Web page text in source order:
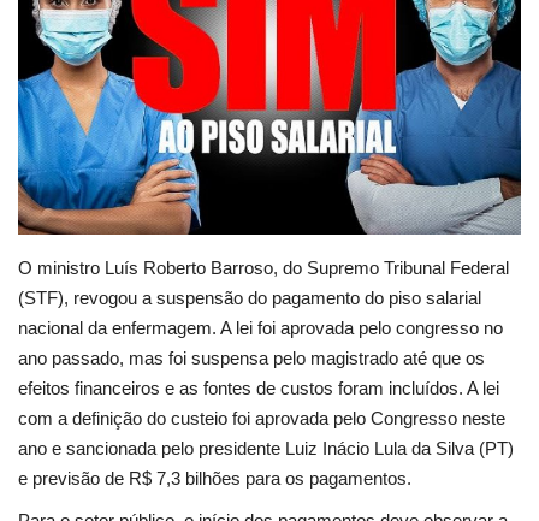
Municípios
Esportes
Saúde
Language
portugues English
O ministro Luís Roberto Barroso, do Supremo Tribunal Federal
(STF), revogou a suspensão do pagamento do piso salarial
nacional da enfermagem. A lei foi aprovada pelo congresso no
ano passado, mas foi suspensa pelo magistrado até que os
efeitos financeiros e as fontes de custos foram incluídos. A lei
com a definição do custeio foi aprovada pelo Congresso neste
ano e sancionada pelo presidente Luiz Inácio Lula da Silva (PT)
e previsão de R$ 7,3 bilhões para os pagamentos.